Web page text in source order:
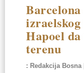
Hapoel
terenu
Redakcija Bosna